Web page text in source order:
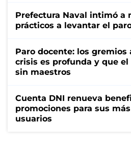
Prefectura Naval intimó a
prácticos a levantar el
Paro docente: los
crisis es profunda y que el
sin maestros
Cuenta DNI renueva
promociones para sus
usuarios